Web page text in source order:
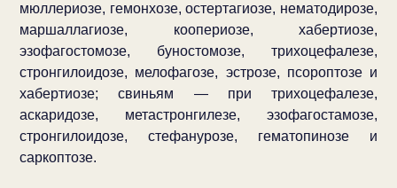
мюллериозе, гемонхозе, остертагиозе, нематодирозе,
маршаллагиозе, коопериозе, хабертиозе,
эзофагостомозе, буностомозе, трихоцефалезе,
стронгилоидозе, мелофагозе, эстрозе, псороптозе и
хабертиозе; свиньям — при трихоцефалезе,
аскаридозе, метастронгилезе, эзофагостамозе,
стронгилоидозе, стефанурозе, гематопинозе и
саркоптозе.